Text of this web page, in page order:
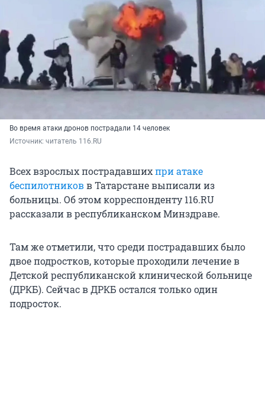
Во время атаки дронов пострадали 14 человек
Источник: читатель 116.RU
Всех взрослых пострадавшихпри атаке
беспилотниковв Татарстане выписали из
больницы. Об этом корреспонденту 116.RU
рассказали в республиканском Минздраве.
Там же отметили, что среди пострадавших было
двое подростков, которые проходили лечение в
Детской республиканской клинической больнице
(ДРКБ). Сейчас в ДРКБ остался только один
подросток.